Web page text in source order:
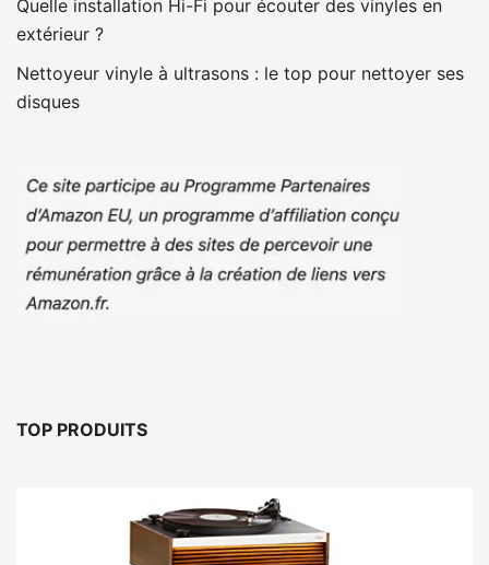
Quelle installation Hi-Fi pour écouter des vinyles en
extérieur ?
Nettoyeur vinyle à ultrasons : le top pour nettoyer ses
disques
TOP PRODUITS